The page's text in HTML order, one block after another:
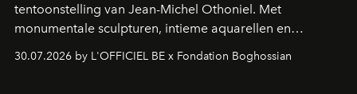
tentoonstelling van Jean-Michel Othoniel. Met
monumentale sculpturen, intieme aquarellen en
een emotionele reis waarin elk werk de herinnering
30.07.2026 by L'OFFICIEL BE x Fondation Boghossian